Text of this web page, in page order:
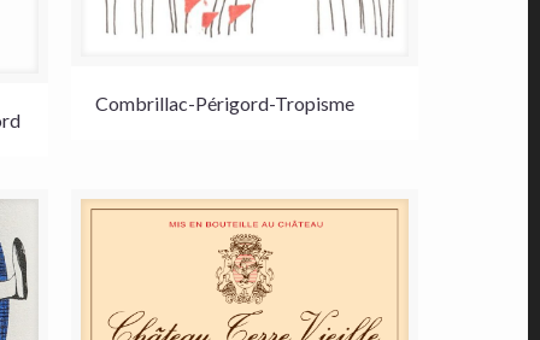
Combrillac-Périgord-Tropisme